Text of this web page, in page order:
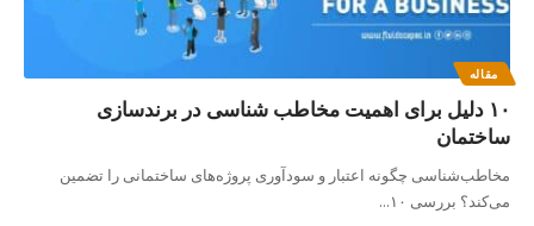
مقاله
۱۰ دلیل برای اهمیت مخاطب شناسی در برندسازی
ساختمان
مخاطب‌شناسی چگونه اعتبار و سودآوری پروژه‌های ساختمانی را تضمین
می‌کند؟ بررسی ۱۰…